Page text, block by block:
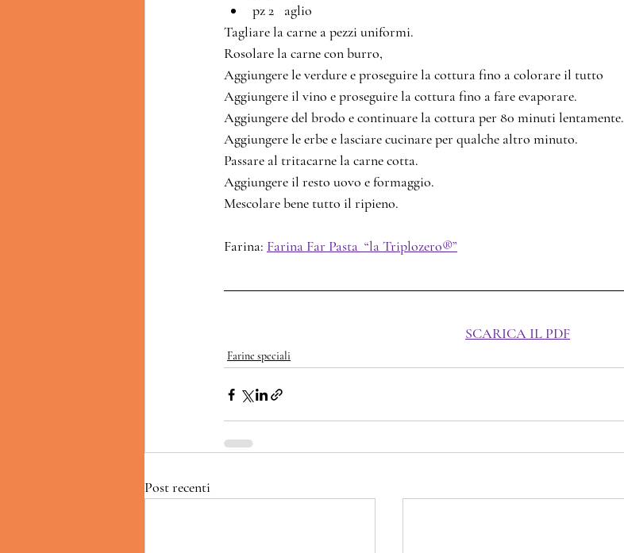
pz 2  	aglio
Tagliare la carne a pezzi uniformi.
Rosolare la carne con burro,
Aggiungere le verdure e proseguire la cottura fino a colorare il tutto
Aggiungere il vino e proseguire la cottura fino a fare evaporare.
Aggiungere del brodo e continuare la cottura per 80 minuti lentamente.
Aggiungere le erbe e lasciare cucinare per qualche altro minuto.
Passare al tritacarne la carne cotta.
Aggiungere il resto uovo e formaggio.
Mescolare bene tutto il ripieno.
Farina: Farina Far Pasta  “la Triplozero®”
SCARICA IL PDF
Farine speciali
Post recenti